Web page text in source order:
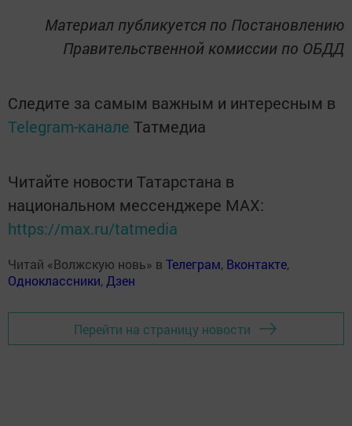
Материал публикуется по Постановлению
Правительственной комиссии по ОБДД
Следите за самым важным и интересным в
Telegram-канале Татмедиа
Читайте новости Татарстана в
национальном мессенджере MАХ:
https://max.ru/tatmedia
Читай «Волжскую новь» в Телеграм, Вконтакте,
Одноклассники,Дзен
Перейти на страницу новости